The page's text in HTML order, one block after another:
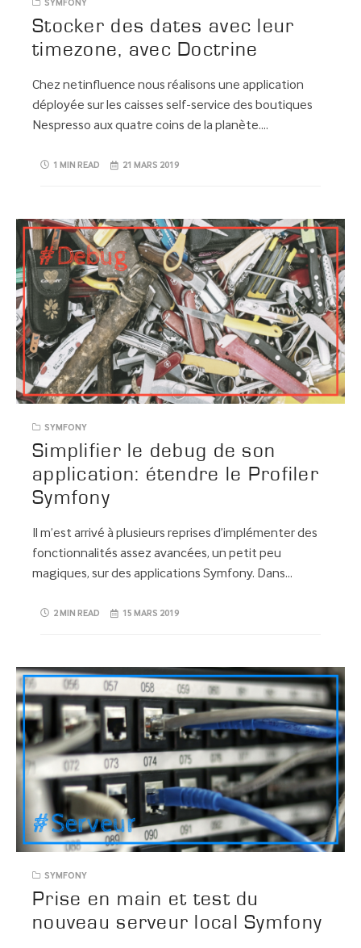
SYMFONY
Stocker des dates avec leur
timezone, avec Doctrine
Chez netinfluence nous réalisons une application
déployée sur les caisses self-service des boutiques
Nespresso aux quatre coins de la planète….
1 MIN READ 21 MARS 2019
SYMFONY
Simplifier le debug de son
application: étendre le Profiler
Symfony
Il m’est arrivé à plusieurs reprises d’implémenter des
fonctionnalités assez avancées, un petit peu
magiques, sur des applications Symfony. Dans…
2 MIN READ 15 MARS 2019
SYMFONY
Prise en main et test du
nouveau serveur local Symfony